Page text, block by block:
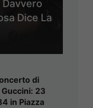
Davvero
Dice La
di
23
in Piazza